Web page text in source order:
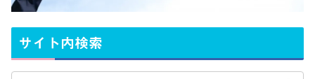
サイト内検索